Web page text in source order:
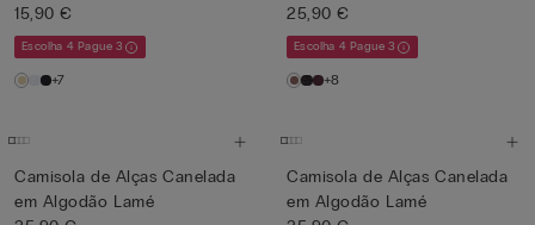
15,90 €
Escolha 4 Pague 3
+7
25,90 €
Escolha 4 Pague 3
+8
Camisola de Alças Canelada
em Algodão Lamé
Camisola de Alças Canelada
em Algodão Lamé